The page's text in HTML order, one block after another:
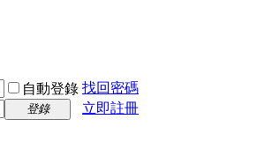
自動登錄 找回密碼
登錄
立即註冊